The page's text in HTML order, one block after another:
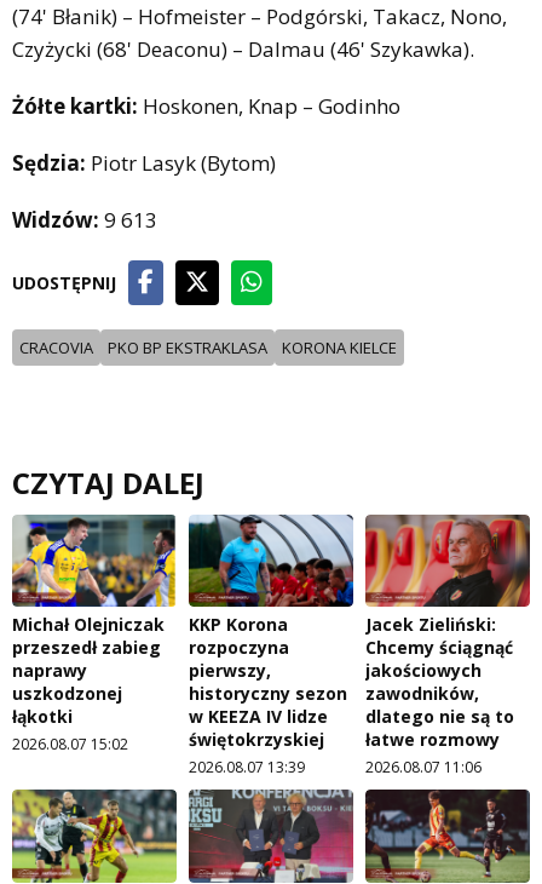
(74' Błanik) – Hofmeister – Podgórski, Takacz, Nono,
Czyżycki (68' Deaconu) – Dalmau (46' Szykawka).
Żółte kartki: Hoskonen, Knap – Godinho
Sędzia: Piotr Lasyk (Bytom)
Widzów: 9 613
UDOSTĘPNIJ
CRACOVIA PKO BP EKSTRAKLASA KORONA KIELCE
CZYTAJ DALEJ
Michał Olejniczak
przeszedł zabieg
naprawy
uszkodzonej
łąkotki
2026.08.07 15:02
KKP Korona
rozpoczyna
pierwszy,
historyczny sezon
w KEEZA IV lidze
świętokrzyskiej
2026.08.07 13:39
Jacek Zieliński:
Chcemy ściągnąć
jakościowych
zawodników,
dlatego nie są to
łatwe rozmowy
2026.08.07 11:06